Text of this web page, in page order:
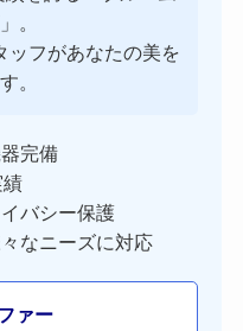
。
ッフがあなたの美を
。
完備
績
バシー保護
なニーズに対応
ァー